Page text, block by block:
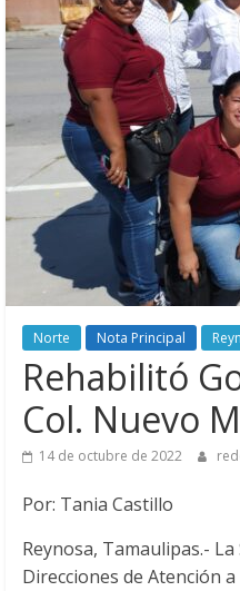
Norte Nota Principal
Rehabilitó
Col. Nuevo
14 de octubre de 2022
Por: Tania Castillo
Reynosa, Tamaulipas.-
Direcciones de Atención